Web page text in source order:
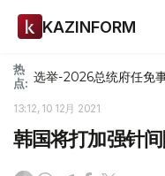
KAZINFORM
热
点: 选举-2026总统府任免
13:12, 10 12月 2021
韩国将打加强针